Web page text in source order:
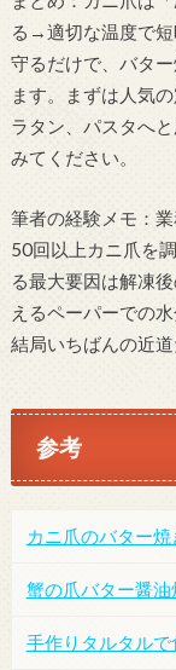
る→適切な温度で
守るだけで、バタ
ます。まずは人気
ラタン、パスタへ
みてください。
筆者の経験メモ：
50回以上カニ爪を
る最大要因は解凍
えるペーパーでの
結局いちばんの近道
参考
カニ爪のバター
蟹の爪バター醤油
手作りタルタルで